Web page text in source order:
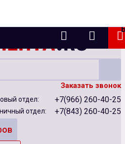
Заказать звонок
отдел: +7(966) 260-40-25
отдел: +7(843) 260-40-25